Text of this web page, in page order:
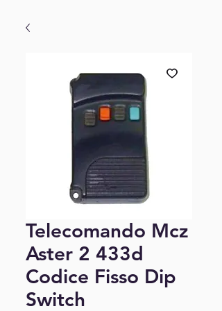
Telecomando Mcz
Aster 2 433d
Codice Fisso Dip
Switch